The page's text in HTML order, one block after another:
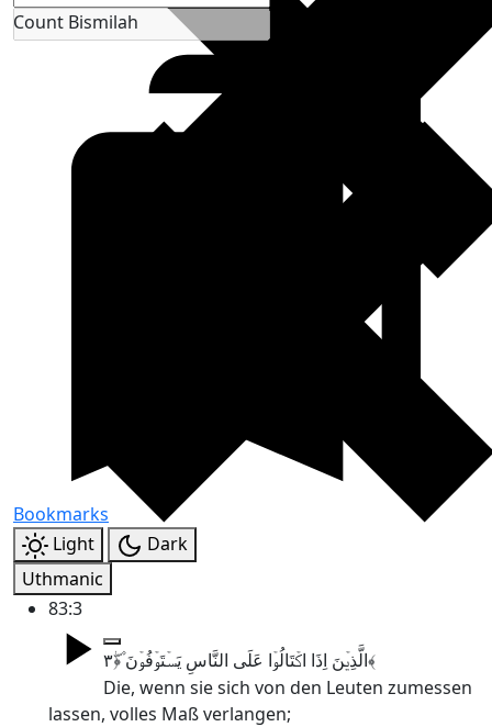
Count Bismilah
Bookmarks
Light
Dark
Uthmanic
83:3
الَّذِیۡنَ اِذَا اکۡتَالُوۡا عَلَی النَّاسِ یَسۡتَوۡفُوۡنَ ۫﴿ۖ۳﴾
Die, wenn sie sich von den Leuten zumessen
lassen, volles Maß verlangen;